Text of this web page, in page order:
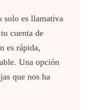
solo es llamativa
cuenta de
es rápida,
Una opción
que nos ha